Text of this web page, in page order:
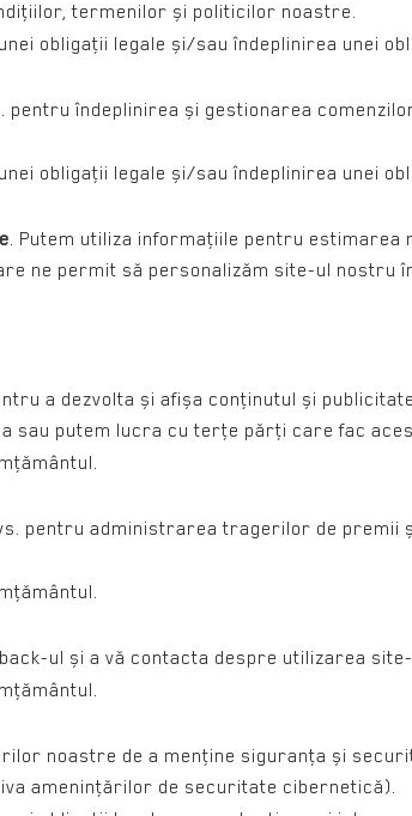
termenilor și politicilor noastre.
obligaţii legale și/sau îndeplinirea unei
pentru îndeplinirea și gestionarea
obligaţii legale și/sau îndeplinirea unei
. Putem utiliza informaţiile pentru estimarea
ne permit să personalizăm site-ul nostru
a dezvolta și afișa conţinutul și
sau putem lucra cu terţe părţi care fac
pentru administrarea tragerilor de premii
ul și a vă contacta despre utilizarea
noastre de a menţine siguranţa și
ameninţărilor de securitate cibernetică).